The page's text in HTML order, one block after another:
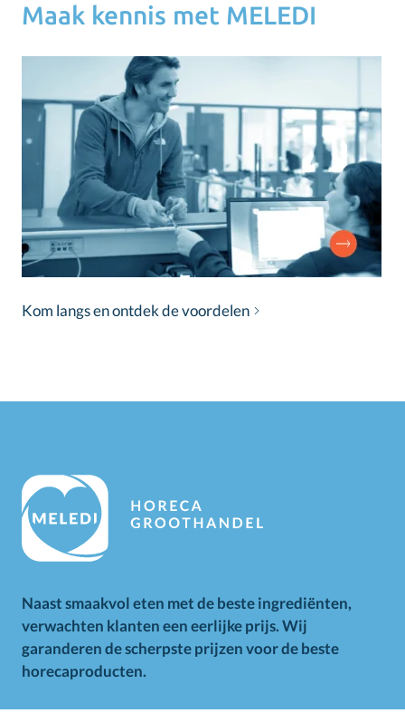
Maak kennis met MELEDI
Kom langs en ontdek de voordelen
Naast smaakvol eten met de beste ingrediënten,
verwachten klanten een eerlijke prijs. Wij
garanderen de scherpste prijzen voor de beste
horecaproducten.